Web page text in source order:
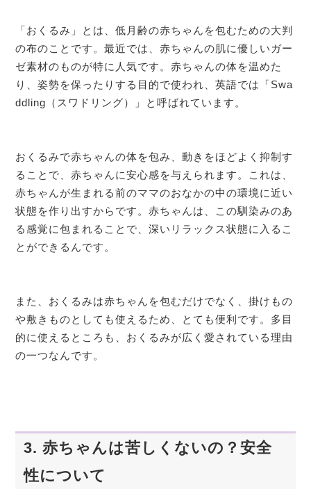
「おくるみ」とは、低月齢の赤ちゃんを包むための大判
の布のことです。最近では、赤ちゃんの肌に優しいガー
ゼ素材のものが特に人気です。赤ちゃんの体を温めた
り、姿勢を保ったりする目的で使われ、英語では「Swa
ddling（スワドリング）」と呼ばれています。
おくるみで赤ちゃんの体を包み、動きをほどよく抑制す
ることで、赤ちゃんに安心感を与えられます。これは、
赤ちゃんが生まれる前のママのおなかの中の環境に近い
状態を作り出すからです。赤ちゃんは、この馴染みのあ
る感覚に包まれることで、深いリラックス状態に入るこ
とができるんです。
また、おくるみは赤ちゃんを包むだけでなく、掛けもの
や敷きものとしても使えるため、とても便利です。多目
的に使えるところも、おくるみが広く愛されている理由
の一つなんです。
3. 赤ちゃんは苦しくないの？安全
性について